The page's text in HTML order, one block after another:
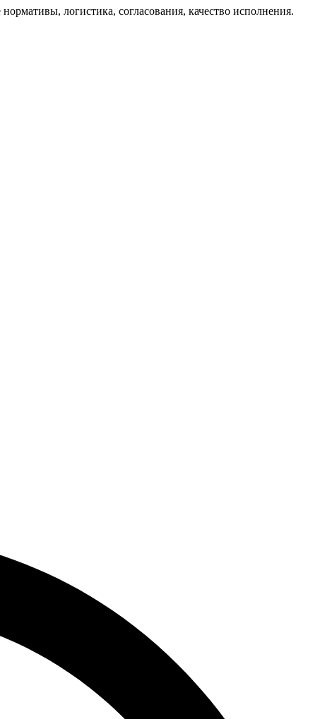
логистика, согласования, качество исполнения.